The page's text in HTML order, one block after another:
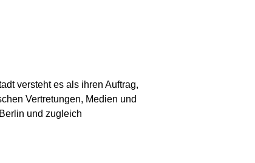
versteht es als ihren Auftrag,
Vertretungen, Medien und
und zugleich